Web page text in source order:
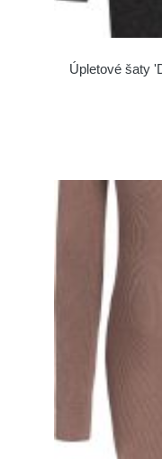
Úpletové šaty